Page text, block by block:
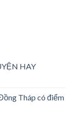
HAY
Tháp có điểm